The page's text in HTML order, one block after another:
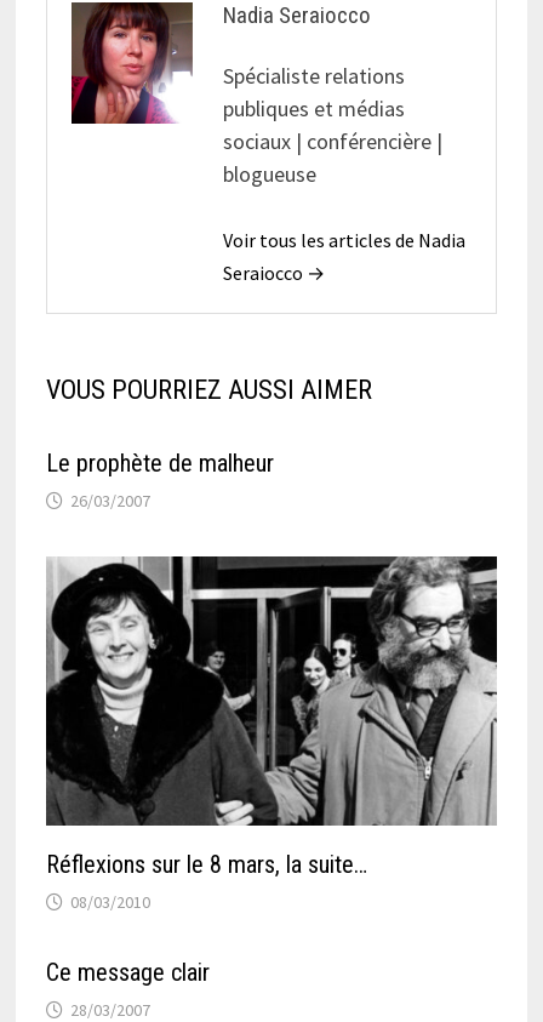
Nadia Seraiocco
Spécialiste relations
publiques et médias
sociaux | conférencière |
blogueuse
Voir tous les articles de Nadia
Seraiocco →
VOUS POURRIEZ AUSSI AIMER
Le prophète de malheur
26/03/2007
Réflexions sur le 8 mars, la suite…
08/03/2010
Ce message clair
28/03/2007